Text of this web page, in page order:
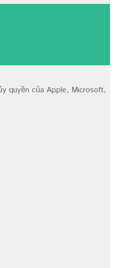
quyền của Apple, Microsoft,